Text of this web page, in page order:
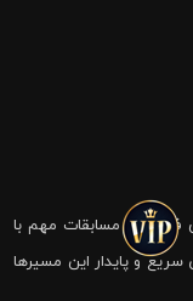
فوتبال و مسابقات مهم با
سریع و پایدار این مسیرها